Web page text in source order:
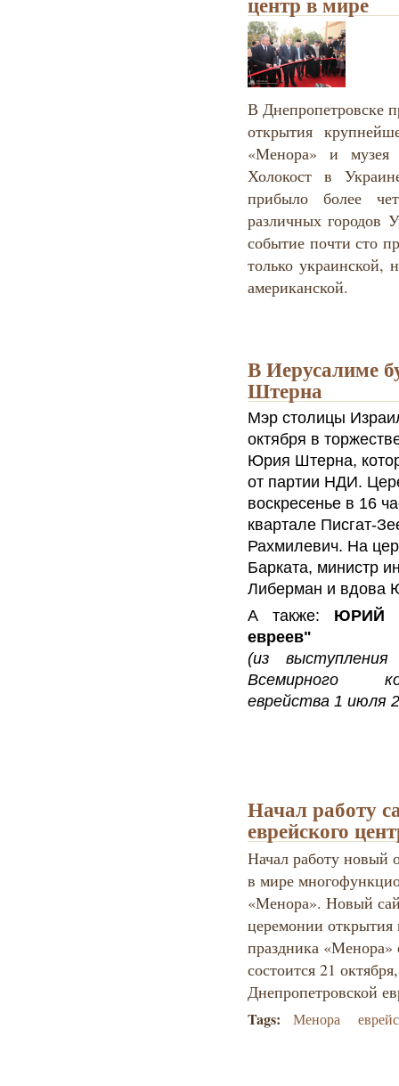
В Днепропетровске
открытия
«Менора» и музея
Холокост в
прибыло более
различных городов
событие почти сто
только украинской,
американской.
В Иерусалиме
Штерна
Мэр столицы
октября в
Юрия Штерна,
от партии НДИ.
воскресенье в 16
квартале Писгат-
Рахмилевич. На
Барката, министр
Либерман и вдова
А также: ЮРИЙ
евреев"
(из
Всемирного
еврейства 1 июля
Начал работу
еврейского
Начал работу новый
в мире
«Менора». Новый
церемонии открытия
праздника «Менора»
состоится 21
Днепропетровской
Tags: Менора